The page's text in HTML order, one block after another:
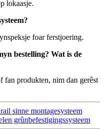
lokaasje.
foar ferstjoering.
bestelling? Wat is de
fan produkten, nim dan gerêst
sinne montagesysteem
grûnbefestigingssysteem